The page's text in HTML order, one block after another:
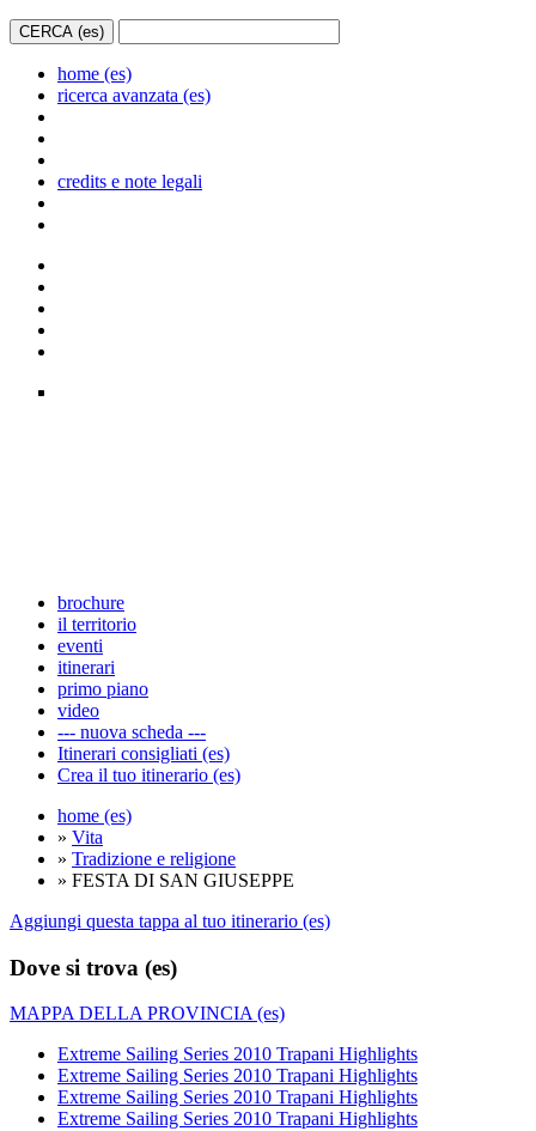
home (es)
ricerca avanzata (es)
credits e note legali
brochure
il territorio
eventi
itinerari
primo piano
video
--- nuova scheda ---
Itinerari consigliati (es)
Crea il tuo itinerario (es)
home (es)
» Vita
» Tradizione e religione
» FESTA DI SAN GIUSEPPE
Aggiungi questa tappa al tuo itinerario (es)
Dove si trova (es)
MAPPA DELLA PROVINCIA (es)
Extreme Sailing Series 2010 Trapani Highlights
Extreme Sailing Series 2010 Trapani Highlights
Extreme Sailing Series 2010 Trapani Highlights
Extreme Sailing Series 2010 Trapani Highlights